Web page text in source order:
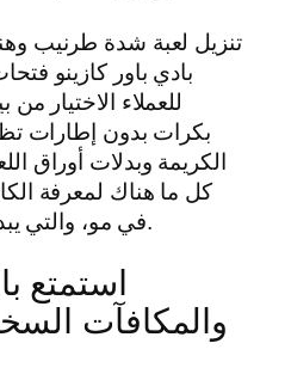
تنزيل لعبة شدة طرنيب
بادي باور كازينو
بكرات بدون إطارات
الكريمة وبدلات أوراق
كل ما هناك لمعرفة
في مو، والتي يبدو أنها تطفو في الهواء.
استمتع
والمكافآت